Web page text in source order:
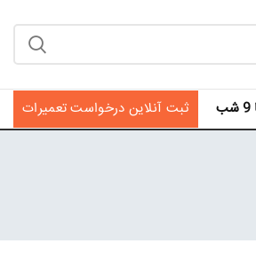
ثبت آنلاین درخواست تعمیرات